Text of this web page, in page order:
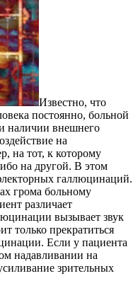
Известно, что
постоянно, больной
наличии внешнего
на
на тот, к которому
на другой. В этом
галлюцинаций.
грома больному
различает
вызывает звук
только прекратиться
Если у пациента
надавливании на
зрительных